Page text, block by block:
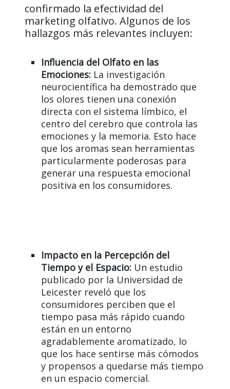
confirmado la efectividad del
marketing olfativo. Algunos de los
hallazgos más relevantes incluyen:
Influencia del Olfato en las
Emociones: La investigación
neurocientífica ha demostrado que
los olores tienen una conexión
directa con el sistema límbico, el
centro del cerebro que controla las
emociones y la memoria. Esto hace
que los aromas sean herramientas
particularmente poderosas para
generar una respuesta emocional
positiva en los consumidores.
Impacto en la Percepción del
Tiempo y el Espacio: Un estudio
publicado por la Universidad de
Leicester reveló que los
consumidores perciben que el
tiempo pasa más rápido cuando
están en un entorno
agradablemente aromatizado, lo
que los hace sentirse más cómodos
y propensos a quedarse más tiempo
en un espacio comercial.